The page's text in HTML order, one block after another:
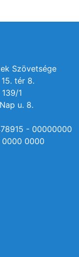
Szövetsége
tér 8.
1
u. 8.
- 00000000
0000 0000